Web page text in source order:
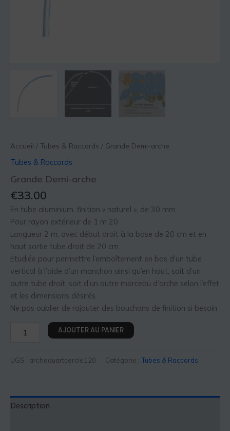
Accueil / Tubes & Raccords / Grande Demi-arche
Tubes & Raccords
Grande Demi-arche
€33.00
En tube aluminium, finition « naturel », de 30 mm.
Pour rayon extérieur de 1 m 20
Longueur 2 m, avec début droit à la base de 20 cm et en
haut sortie tube droit de 20 cm.
Étudiée pour permettre l’emboîtement en bas d’un tube
vertical à l’aide d’un manchon ainsi qu’en haut, soit d’un
autre tube droit, soit d’un autre morceau d’arche selon l’effet
et les dimensions désirés.
Ne pas oublier de rajouter des bouchons de finition si besoin
AJOUTER AU PANIER
UGS : archequartcercle120 Catégorie : Tubes & Raccords
Description